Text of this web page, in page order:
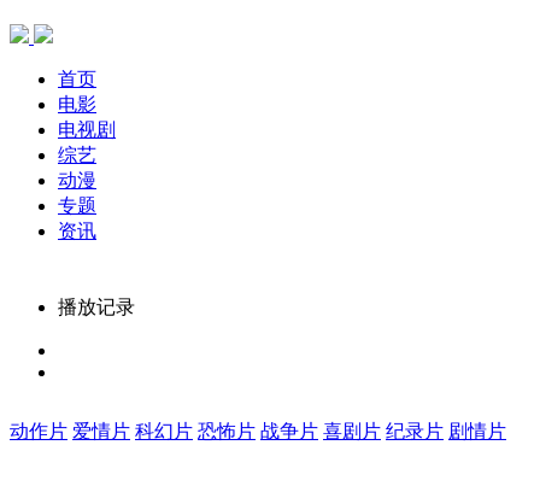
首页
电影
电视剧
综艺
动漫
专题
资讯
播放记录
动作片 爱情片 科幻片 恐怖片 战争片 喜剧片 纪录片 剧情片